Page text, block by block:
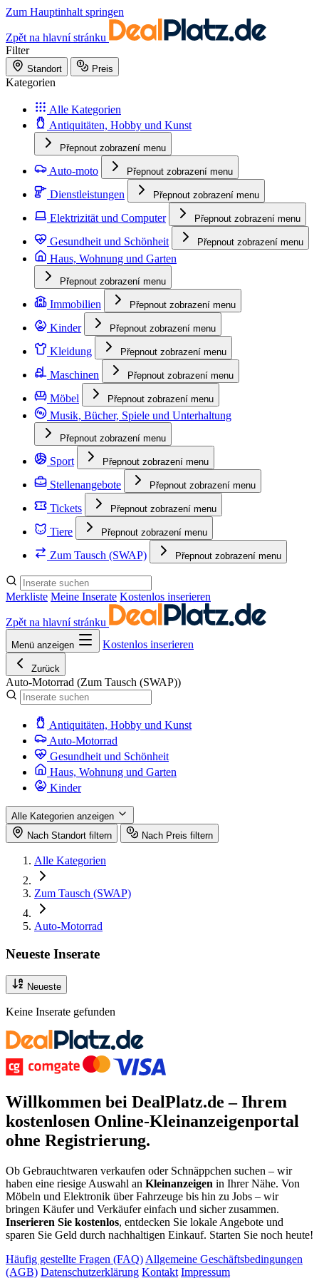
Zum Hauptinhalt springen
Zpět na hlavní stránku
Filter
Standort Preis
Kategorien
Alle Kategorien
Antiquitäten, Hobby und Kunst
Přepnout zobrazení menu
Auto-moto Přepnout zobrazení menu
Dienstleistungen Přepnout zobrazení menu
Elektrizität und Computer Přepnout zobrazení menu
Gesundheit und Schönheit Přepnout zobrazení menu
Haus, Wohnung und Garten
Přepnout zobrazení menu
Immobilien Přepnout zobrazení menu
Kinder Přepnout zobrazení menu
Kleidung Přepnout zobrazení menu
Maschinen Přepnout zobrazení menu
Möbel Přepnout zobrazení menu
Musik, Bücher, Spiele und Unterhaltung
Přepnout zobrazení menu
Sport Přepnout zobrazení menu
Stellenangebote Přepnout zobrazení menu
Tickets Přepnout zobrazení menu
Tiere Přepnout zobrazení menu
Zum Tausch (SWAP) Přepnout zobrazení menu
Merkliste Meine Inserate Kostenlos inserieren
Zpět na hlavní stránku
Menü anzeigen Kostenlos inserieren
Zurück
Auto-Motorrad (Zum Tausch (SWAP))
Antiquitäten, Hobby und Kunst
Auto-Motorrad
Gesundheit und Schönheit
Haus, Wohnung und Garten
Kinder
Alle Kategorien anzeigen
Nach Standort filtern
Nach Preis filtern
Alle Kategorien
Zum Tausch (SWAP)
Auto-Motorrad
Neueste Inserate
Neueste
Keine Inserate gefunden
Willkommen bei DealPlatz.de – Ihrem
kostenlosen Online-Kleinanzeigenportal
ohne Registrierung.
Ob Gebrauchtwaren verkaufen oder Schnäppchen suchen – wir
haben eine riesige Auswahl an Kleinanzeigen in Ihrer Nähe. Von
Möbeln und Elektronik über Fahrzeuge bis hin zu Jobs – wir
bringen Käufer und Verkäufer einfach und sicher zusammen.
Inserieren Sie kostenlos, entdecken Sie lokale Angebote und
sparen Sie Geld durch nachhaltigen Einkauf. Starten Sie noch heute!
Häufig gestellte Fragen (FAQ) Allgemeine Geschäftsbedingungen
(AGB) Datenschutzerklärung Kontakt Impressum